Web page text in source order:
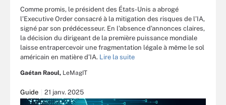
Comme promis, le président des États-Unis a abrogé
l’Executive Order consacré à la mitigation des risques de l’IA,
signé par son prédécesseur. En l’absence d’annonces claires,
la décision du dirigeant de la première puissance mondiale
laisse entrapercevoir une fragmentation légale à même le sol
américain en matière d’IA. Lire la suite
Gaétan Raoul, LeMagIT
Guide 21 janv. 2025